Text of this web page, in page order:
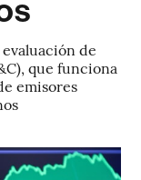
de
que funciona
emisores